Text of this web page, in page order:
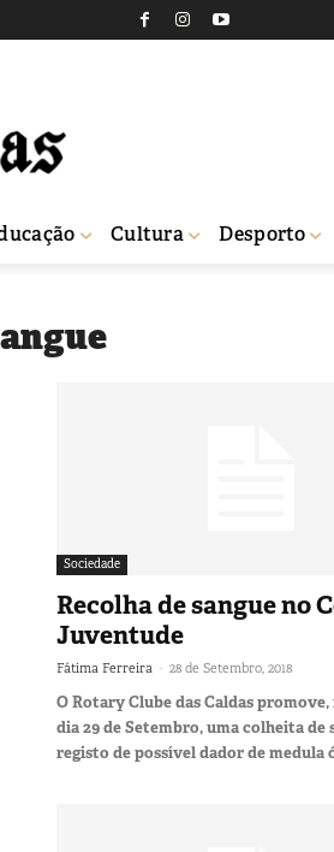
Cultura Desporto
Sociedade
Recolha de sangue no
Juventude
Fátima Ferreira - 28 de Setembro, 2018
O Rotary Clube das Caldas
dia 29 de Setembro, uma colheita de
registo de possível dador de medula